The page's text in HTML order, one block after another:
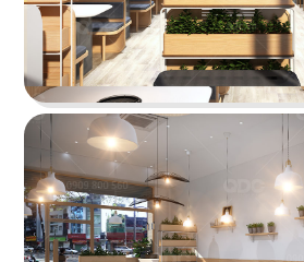
HIGHLANDS
Highlands Sunwah do QDC
công sở hữu không gian hai
cùng phong cách thiết kế hiện